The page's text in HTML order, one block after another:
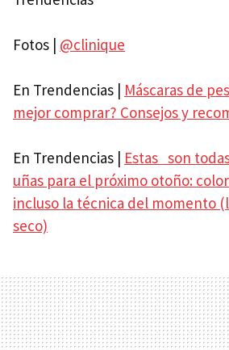
Fotos | @clinique
En Trendencias | Máscaras de
mejor comprar? Consejos y
En Trendencias | Estas son
uñas para el próximo otoño:
incluso la técnica del momento
seco)